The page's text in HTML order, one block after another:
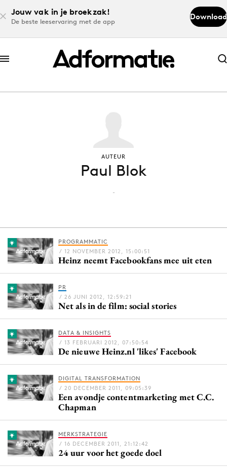
Jouw vak in je broekzak!
De beste leeservaring met de app
Download
Abonneer nu
Abonneer nu
Download de app
Volg het laatste nieuws via de Adformatie
Menu
Home
9 sept: GenAI-training
12 nov: MarketingLive!
Adverteren
Events
Opleidingen
Vacatures
Academy
Topics
Artificial Intelligence
Bureaus
AUTEUR
Paul Blok
-
PROGRAMMATIC
/ 12 NOVEMBER 2012, 15:00:51
Heinz neemt Facebookfans mee uit eten
PR
/ 26 JUNI 2012, 12:59:21
Net als in de film: social stories
DATA & INSIGHTS
/ 13 FEBRUARI 2012, 07:50:54
De nieuwe Heinz.nl 'likes' Facebook
DIGITAL TRANSFORMATION
/ 20 DECEMBER 2011, 09:05:39
Een avondje contentmarketing met C.C.
Chapman
MERKSTRATEGIE
/ 16 DECEMBER 2011, 21:12:42
24 uur voor het goede doel